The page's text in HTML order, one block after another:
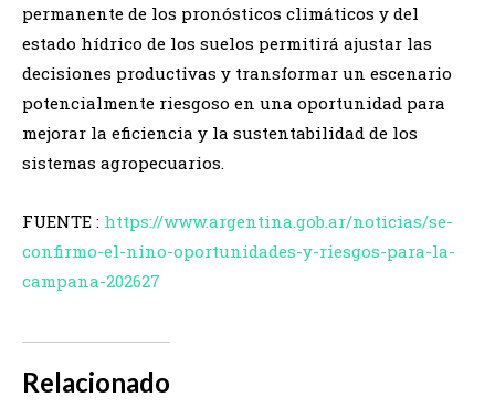
permanente de los pronósticos climáticos y del
estado hídrico de los suelos permitirá ajustar las
decisiones productivas y transformar un escenario
potencialmente riesgoso en una oportunidad para
mejorar la eficiencia y la sustentabilidad de los
sistemas agropecuarios.
FUENTE : https://www.argentina.gob.ar/noticias/se-
confirmo-el-nino-oportunidades-y-riesgos-para-la-
campana-202627
Relacionado